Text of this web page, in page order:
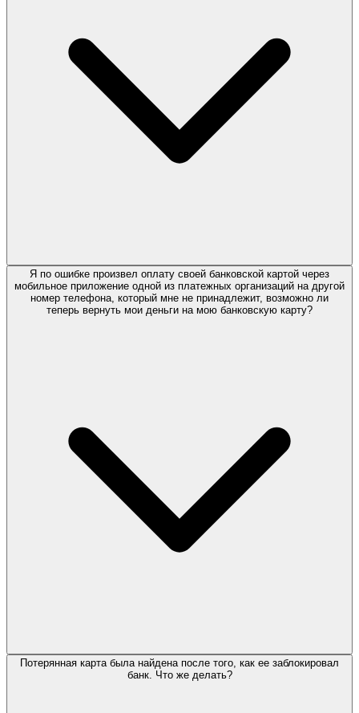
Я по ошибке произвел оплату своей банковской картой через
мобильное приложение одной из платежных организаций на другой
номер телефона, который мне не принадлежит, возможно ли
теперь вернуть мои деньги на мою банковскую карту?
Потерянная карта была найдена после того, как ее заблокировал
банк. Что же делать?